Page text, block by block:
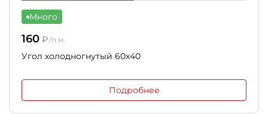
Много
160 ₽/п.м.
Угол холодногнутый 60х40
Подробнее